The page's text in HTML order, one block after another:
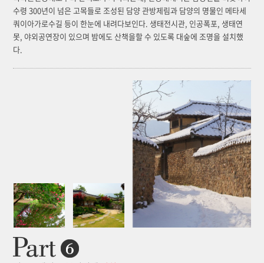
수령 300년이 넘은 고목들로 조성된 담양 관방제림과 담양의 명물인 메타세
쿼이아가로수길 등이 한눈에 내려다보인다. 생태전시관, 인공폭포, 생태연
못, 야외공연장이 있으며 밤에도 산책을할 수 있도록 대숲에 조명을 설치했
다.